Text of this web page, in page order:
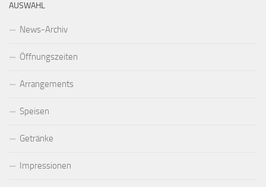
AUSWAHL
News-Archiv
Öffnungszeiten
Arrangements
Speisen
Getränke
Impressionen